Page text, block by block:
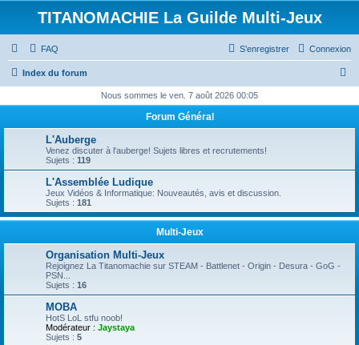
TITANOMACHIE La Guilde Multi-Jeux
FAQ Connexion
S’enregistrer
Index du forum
h
r
r
Nous sommes le ven. 7 août 2026 00:05
Forum Général
L'Auberge
Venez discuter à l'auberge! Sujets libres et recrutements!
Sujets : 119
L'Assemblée Ludique
Jeux Vidéos & Informatique: Nouveautés, avis et discussion.
Sujets : 181
Multi-Jeux
Organisation Multi-Jeux
Rejoignez La Titanomachie sur STEAM - Battlenet - Origin - Desura - GoG -
PSN...
Sujets : 16
MOBA
HotS LoL stfu noob!
Modérateur : Jaystaya
Sujets : 5